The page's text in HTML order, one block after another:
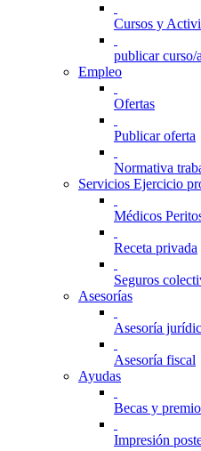
Cursos y
publicar curso/
Empleo
Ofertas
Publicar oferta
Normativa
Servicios Ejercicio
Médicos
Receta privada
Seguros
Asesorías
Asesoría
Asesoría fiscal
Ayudas
Becas y
Impresión